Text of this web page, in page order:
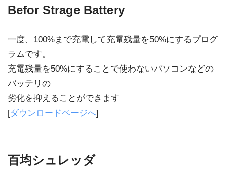
Befor Strage Battery
一度、100%まで充電して充電残量を50%にするプログ
ラムです。
充電残量を50%にすることで使わないパソコンなどの
バッテリの
劣化を抑えることができます
[ダウンロードページへ]
百均シュレッダ